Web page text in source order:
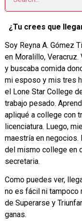
¿Tu crees que
Soy Reyna A. Gómez
en Moralillo, Veracruz.
y buscaba comida
mi esposo y mis tres
el Lone Star College
trabajo pesado.
apliqué a college con
licenciatura. Luego,
maestría en negocios.
del mismo college en
secretaria.
Como puedes ver,
no es fácil ni tampoco
de Superarse y
ganas.